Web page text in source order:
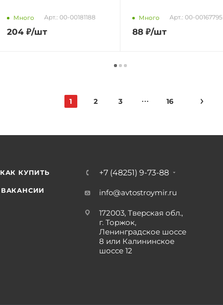
Много Арт.: 00-00181188
204 ₽/шт
Много Арт.: 00-00167795
88 ₽/шт
1 2 3 16
КАК КУПИТЬ
ВАКАНСИИ
+7 (48251) 9-73-88
info@avtostroymir.ru
172003, Тверская обл.,
г. Торжок,
Ленинградское шоссе
8 или Калининское
шоссе 12